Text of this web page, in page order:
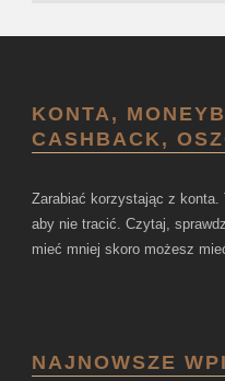
KONTA,
CASHBACK,
Zarabiać korzystając z
aby nie tracić. Czytaj,
mieć mniej skoro możesz
NAJNOWSZE